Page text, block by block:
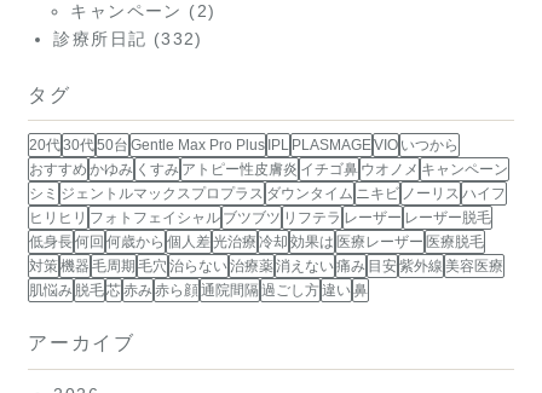
キャンペーン (2)
診療所日記 (332)
タグ
20代30代50台 Gentle Max Pro Plus IPL PLASMAGEVIO いつから
おすすめ かゆみ くすみ アトピー性皮膚炎 イチゴ鼻 ウオノメ キャンペーン
シミ ジェントルマックスプロプラス ダウンタイム ニキビ ノーリス ハイフ
ヒリヒリ フォトフェイシャル ブツブツ リフテラ レーザー レーザー脱毛
低身長何回 何歳から 個人差光治療 冷却 効果は 医療レーザー 医療脱毛
対策機器 毛周期 毛穴 治らない治療薬消えない痛み 目安紫外線 美容医療
肌悩み 脱毛芯赤み赤ら顔通院間隔 過ごし方違い鼻
アーカイブ